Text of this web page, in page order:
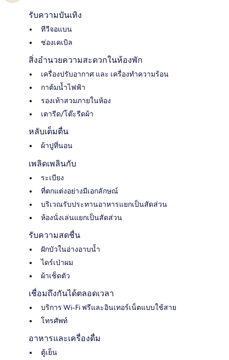
รับความบันเทิง
ทีวีจอแบน
ช่องเคเบิล
สิ่งอำนวยความสะดวกในห้องพัก
เครื่องปรับอากาศ และ เครื่องทำความร้อน
กาต้มน้ำไฟฟ้า
รองเท้าสวมภายในห้อง
เตารีด/โต๊ะรีดผ้า
หลับเต็มตื่น
ผ้าปูที่นอน
เพลิดเพลินกับ
ระเบียง
ที่ตกแต่งอย่างมีเอกลักษณ์
บริเวณรับประทานอาหารแยกเป็นสัดส่วน
ห้องนั่งเล่นแยกเป็นสัดส่วน
รับความสดชื่น
ฝักบัวในอ่างอาบน้ำ
ไดร์เป่าผม
ผ้าเช็ดตัว
เชื่อมถึงกันได้ตลอดเวลา
บริการ Wi-Fi ฟรีและอินเทอร์เน็ตแบบใช้สาย
โทรศัพท์
อาหารและเครื่องดื่ม
ตู้เย็น